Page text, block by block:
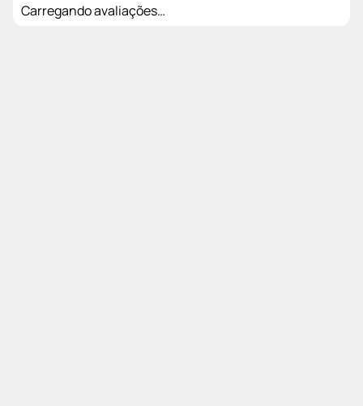
Carregando avaliações…